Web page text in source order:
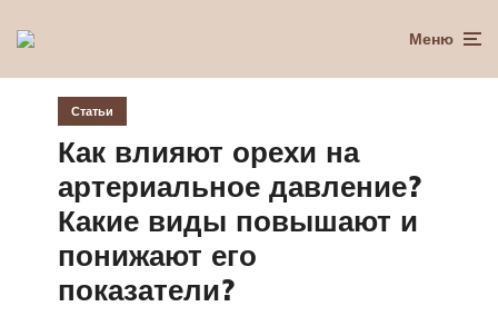
Меню
Статьи
Как влияют орехи на
артериальное давление?
Какие виды повышают и
понижают его
показатели?